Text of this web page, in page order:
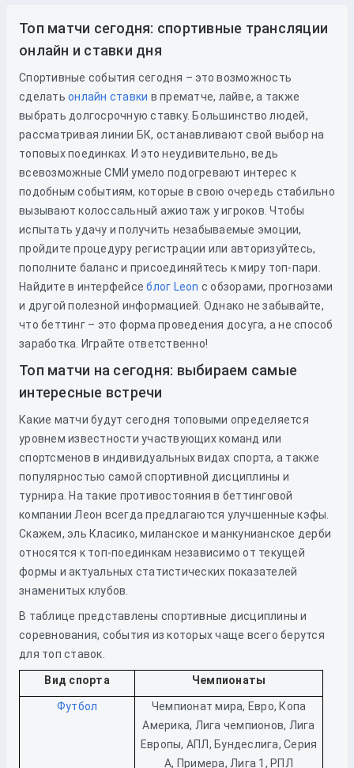
Топ матчи сегодня: спортивные трансляции
онлайн и ставки дня
Спортивные события сегодня – это возможность
сделать онлайн ставки в прематче, лайве, а также
выбрать долгосрочную ставку. Большинство людей,
рассматривая линии БК, останавливают свой выбор на
топовых поединках. И это неудивительно, ведь
всевозможные СМИ умело подогревают интерес к
подобным событиям, которые в свою очередь стабильно
вызывают колоссальный ажиотаж у игроков. Чтобы
испытать удачу и получить незабываемые эмоции,
пройдите процедуру регистрации или авторизуйтесь,
пополните баланс и присоединяйтесь к миру топ-пари.
Найдите в интерфейсеблог Leon с обзорами, прогнозами
и другой полезной информацией. Однако не забывайте,
что беттинг – это форма проведения досуга, а не способ
заработка. Играйте ответственно!
Топ матчи на сегодня: выбираем самые
интересные встречи
Какие матчи будут сегодня топовыми определяется
уровнем известности участвующих команд или
спортсменов в индивидуальных видах спорта, а также
популярностью самой спортивной дисциплины и
турнира. На такие противостояния в беттинговой
компании Леон всегда предлагаются улучшенные кэфы.
Скажем, эль Класико, миланское и манкунианское дерби
относятся к топ-поединкам независимо от текущей
формы и актуальных статистических показателей
знаменитых клубов.
В таблице представлены спортивные дисциплины и
соревнования, события из которых чаще всего берутся
для топ ставок.
Вид спорта Чемпионаты
Футбол
Чемпионат мира, Евро, Копа
Америка, Лига чемпионов, Лига
Европы, АПЛ, Бундеслига, Серия
А, Примера, Лига 1, РПЛ